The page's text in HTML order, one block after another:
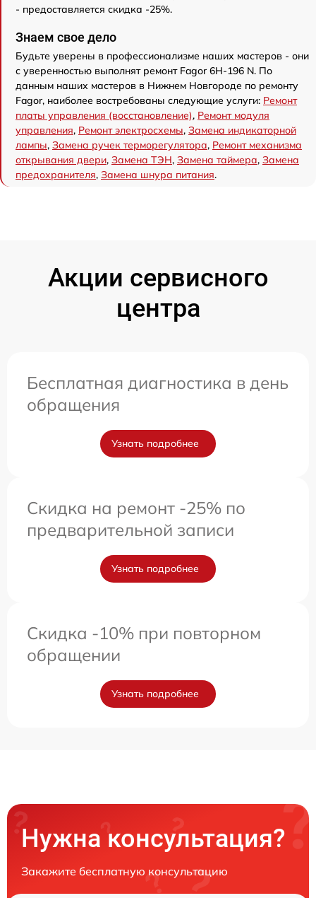
- предоставляется скидка -25%.
Знаем свое дело
Будьте уверены в профессионализме наших мастеров - они
с уверенностью выполнят ремонт Fagor 6H-196 N. По
данным наших мастеров в Нижнем Новгороде по ремонту
Fagor, наиболее востребованы следующие услуги: Ремонт
платы управления (восстановление), Ремонт модуля
управления, Ремонт электросхемы, Замена индикаторной
лампы, Замена ручек терморегулятора, Ремонт механизма
открывания двери, Замена ТЭН, Замена таймера, Замена
предохранителя, Замена шнура питания.
Акции сервисного
центра
Бесплатная диагностика в день
обращения
Узнать подробнее
Скидка на ремонт -25% по
предварительной записи
Узнать подробнее
Скидка -10% при повторном
обращении
Узнать подробнее
Нужна консультация?
Закажите бесплатную консультацию